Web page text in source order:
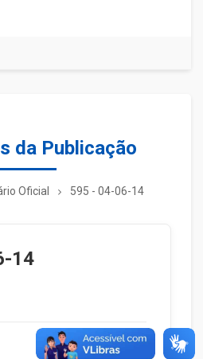
da Publicação
Oficial 595 - 04-06-14
14